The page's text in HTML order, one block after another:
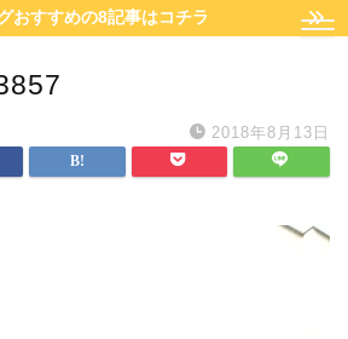
おすすめの8記事はコチラ
2018年8月13日